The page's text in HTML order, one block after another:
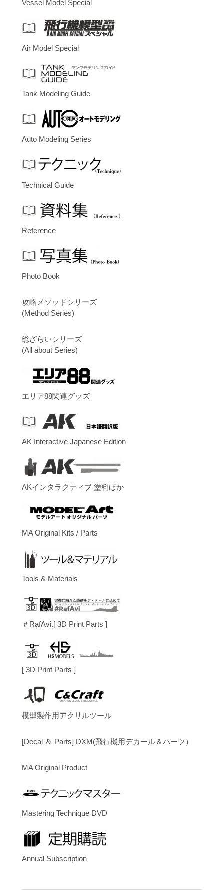
Vessel Model Special
Air Model Special
Tank Modeling Guide
Auto Modeling Series
Technical Guide
Reference
Photo Book
攻略メソッドシリーズ
(Method Series)
総ざらいシリーズ
(All about Series)
エリア88関連グッズ
AK Interactive Japanese Edition
AKインタラクティブ 塗料ほか
MA Original Kits / Parts
Tools & Materials
＃RafAvi.[ 3D Print Parts ]
[ 3D Print Parts ]
模型製作用アクリルツール
[Decal ＆ Parts] DXM(飛行機用デカール＆パーツ）
MA Original Product
Mastering Technique DVD
Annual Subscription